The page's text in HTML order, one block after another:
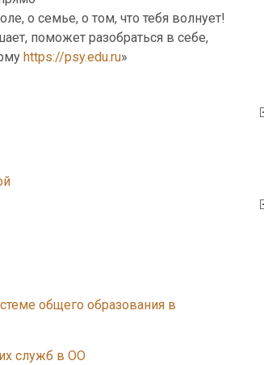
о семье, о том, что тебя волнует!
поможет разобраться в себе,
https://psy.edu.ru»
общего образования в
служб в ОО